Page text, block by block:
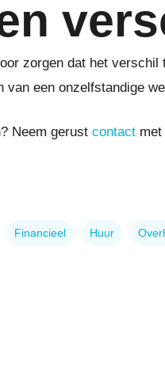
zorgen dat het verschil
van een onzelfstandige
Neem gerust contact met
Financieel Huur